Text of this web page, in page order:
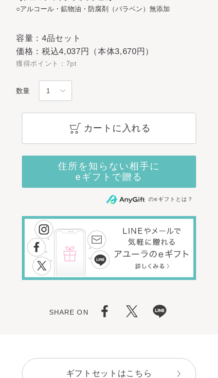
○アルコール・鉱物油・防腐剤（パラベン）無添加
容量：4品セット
価格：税込4,037円（本体3,670円）
獲得ポイント：7pt
数量
カートに入れる
のeギフトとは？
SHARE ON
ギフトセットはこちら